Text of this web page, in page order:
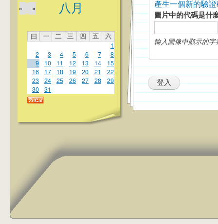
八月
«
»
曰 一 二 三 四 五
六
1
2
3 4 5 6 7
8
9
10 11 12 13 14
15
16
17 18 19 20 21
22
23
24 25 26 27 28
29
30
31
產生一個新的驗證
圖片中的代碼是什
輸入圖像中顯示的字